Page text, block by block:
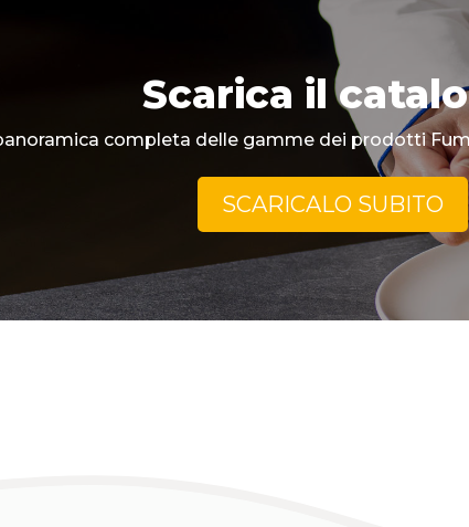
Scarica il
completa delle gamme dei prodotti
SCARICALO SUBITO